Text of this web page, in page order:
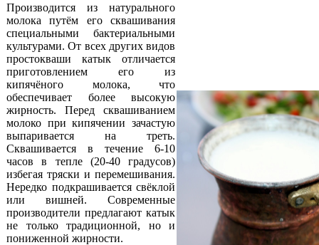
Производится из натурального
молока путём его сквашивания
специальными бактериальными
культурами. От всех других видов
простокваши катык отличается
приготовлением его из
кипячёного молока, что
обеспечивает более высокую
жирность. Перед сквашиванием
молоко при кипячении зачастую
выпаривается на треть.
Сквашивается в течение 6-10
часов в тепле (20-40 градусов)
избегая тряски и перемешивания.
Нередко подкрашивается свёклой
или вишней. Современные
производители предлагают катык
не только традиционной, но и
пониженной жирности.